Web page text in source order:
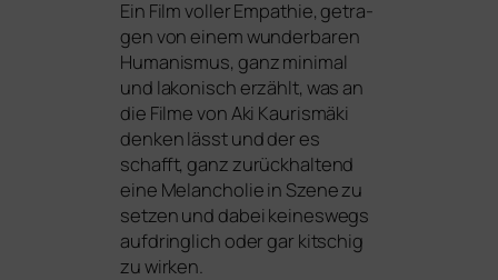
Ein Film vol­ler Empathie, getra­
gen von einem wun­der­ba­ren
Humanismus, ganz mini­mal
und lako­nisch erzählt, was an
die Filme von Aki Kaurismäki
den­ken lässt und der es
schafft, ganz zurück­hal­tend
eine Melancholie in Szene zu
set­zen und dabei kei­nes­wegs
auf­dring­lich oder gar kit­schig
zu wirken.